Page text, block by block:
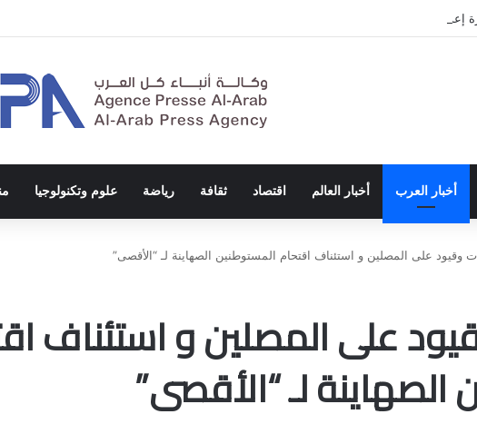
إعداد قيادات أكاديمية لمناهضة الاحتلال والفصل العنصري
أخبار العرب أخبار العالم اقتصاد ثقافة رياضة علوم وتكنولوجيا
وقيود على المصلين و استئناف اقتحام المستوطنين الصهاينة لـ “الأقصى”
على المصلين و استئناف
لـ “الأقصى”